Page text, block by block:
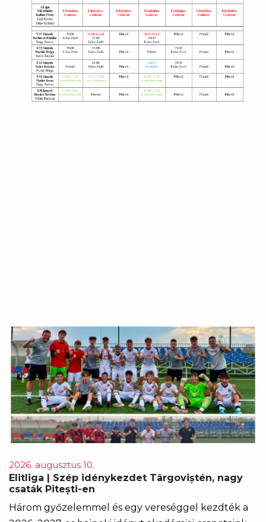
2026. augusztus 10.
Elitliga | Szép idénykezdet Târgoviștén, nagy
csaták Pitești-en
Három győzelemmel és egy vereséggel kezdték a